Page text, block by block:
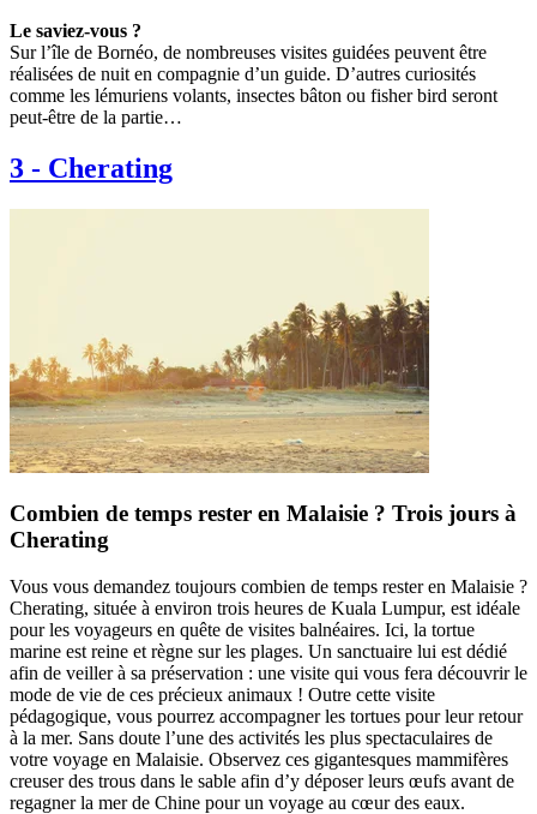
Le saviez-vous ?
Sur l’île de Bornéo, de nombreuses visites guidées peuvent être
réalisées de nuit en compagnie d’un guide. D’autres curiosités
comme les lémuriens volants, insectes bâton ou fisher bird seront
peut-être de la partie…
3 - Cherating
Combien de temps rester en Malaisie ? Trois jours à
Cherating
Vous vous demandez toujours combien de temps rester en Malaisie ?
Cherating, située à environ trois heures de Kuala Lumpur, est idéale
pour les voyageurs en quête de visites balnéaires. Ici, la tortue
marine est reine et règne sur les plages. Un sanctuaire lui est dédié
afin de veiller à sa préservation : une visite qui vous fera découvrir le
mode de vie de ces précieux animaux ! Outre cette visite
pédagogique, vous pourrez accompagner les tortues pour leur retour
à la mer. Sans doute l’une des activités les plus spectaculaires de
votre voyage en Malaisie. Observez ces gigantesques mammifères
creuser des trous dans le sable afin d’y déposer leurs œufs avant de
regagner la mer de Chine pour un voyage au cœur des eaux.